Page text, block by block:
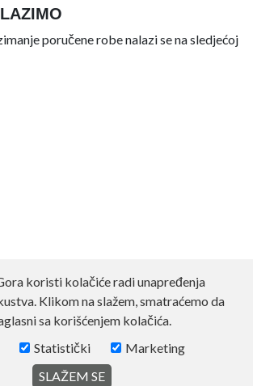
poručene robe nalazi se na sledjećoj
www.code581.rs
koristi kolačiće radi unapređenja
Klikom na slažem, smatraćemo da
sa korišćenjem kolačića.
Statistički
Marketing
SLAŽEM SE